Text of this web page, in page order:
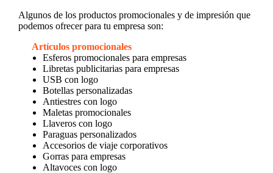
Algunos de los productos promocionales y de impresión que
podemos ofrecer para tu empresa son:
Artículos promocionales
Esferos promocionales para empresas
Libretas publicitarias para empresas
USB con logo
Botellas personalizadas
Antiestres con logo
Maletas promocionales
Llaveros con logo
Paraguas personalizados
Accesorios de viaje corporativos
Gorras para empresas
Altavoces con logo